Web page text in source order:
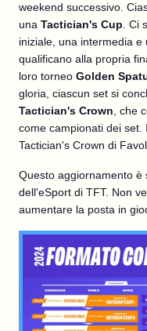
weekend successivo.
una Tactician's Cup .
iniziale, una intermedia
qualificano alla propria
loro torneo Golden
gloria, ciascun set si
Tactician's Crown , che
come campionati dei
Tactician's Crown di
Questo aggiornamento è
dell'eSport di TFT. Non
aumentare la posta in